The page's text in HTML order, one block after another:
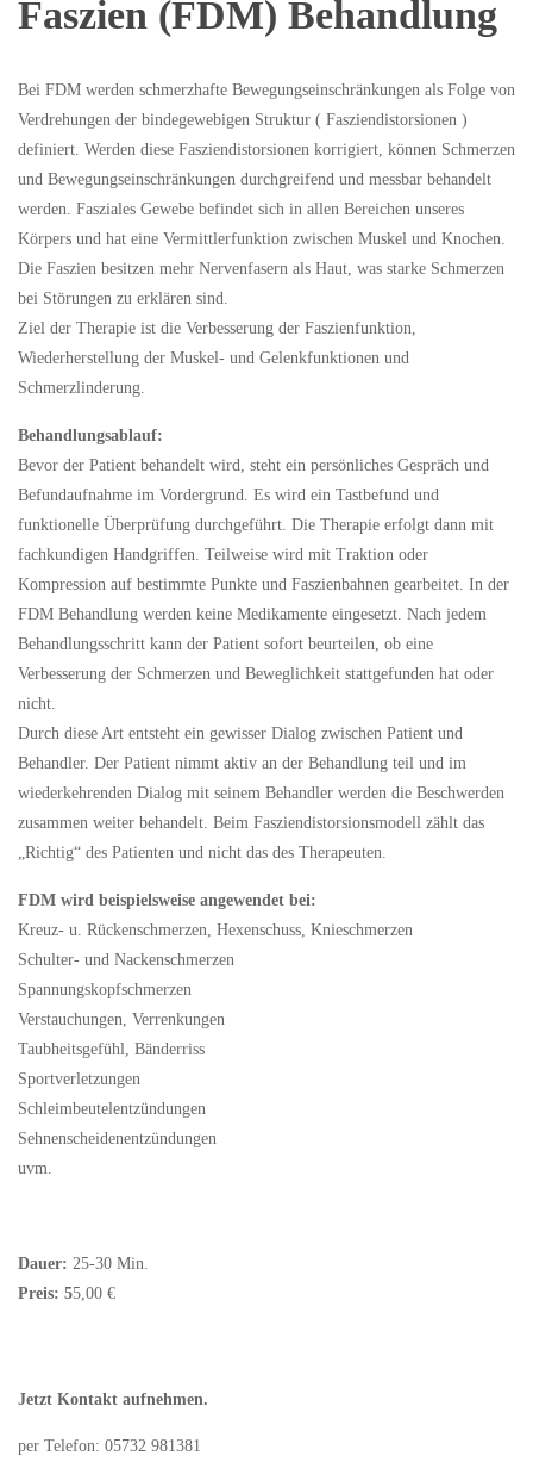
Faszien (FDM) Behandlung
Bei FDM werden schmerzhafte Bewegungseinschränkungen als Folge von
Verdrehungen der bindegewebigen Struktur ( Fasziendistorsionen )
definiert. Werden diese Fasziendistorsionen korrigiert, können Schmerzen
und Bewegungseinschränkungen durchgreifend und messbar behandelt
werden. Fasziales Gewebe befindet sich in allen Bereichen unseres
Körpers und hat eine Vermittlerfunktion zwischen Muskel und Knochen.
Die Faszien besitzen mehr Nervenfasern als Haut, was starke Schmerzen
bei Störungen zu erklären sind.
Ziel der Therapie ist die Verbesserung der Faszienfunktion,
Wiederherstellung der Muskel- und Gelenkfunktionen und
Schmerzlinderung.
Behandlungsablauf:
Bevor der Patient behandelt wird, steht ein persönliches Gespräch und
Befundaufnahme im Vordergrund. Es wird ein Tastbefund und
funktionelle Überprüfung durchgeführt. Die Therapie erfolgt dann mit
fachkundigen Handgriffen. Teilweise wird mit Traktion oder
Kompression auf bestimmte Punkte und Faszienbahnen gearbeitet. In der
FDM Behandlung werden keine Medikamente eingesetzt. Nach jedem
Behandlungsschritt kann der Patient sofort beurteilen, ob eine
Verbesserung der Schmerzen und Beweglichkeit stattgefunden hat oder
nicht.
Durch diese Art entsteht ein gewisser Dialog zwischen Patient und
Behandler. Der Patient nimmt aktiv an der Behandlung teil und im
wiederkehrenden Dialog mit seinem Behandler werden die Beschwerden
zusammen weiter behandelt. Beim Fasziendistorsionsmodell zählt das
„Richtig“ des Patienten und nicht das des Therapeuten.
FDM wird beispielsweise angewendet bei:
Kreuz- u. Rückenschmerzen, Hexenschuss, Knieschmerzen
Schulter- und Nackenschmerzen
Spannungskopfschmerzen
Verstauchungen, Verrenkungen
Taubheitsgefühl, Bänderriss
Sportverletzungen
Schleimbeutelentzündungen
Sehnenscheidenentzündungen
uvm.
Dauer: 25-30 Min.
Preis: 55,00 €
Jetzt Kontakt aufnehmen.
per Telefon: 05732 981381